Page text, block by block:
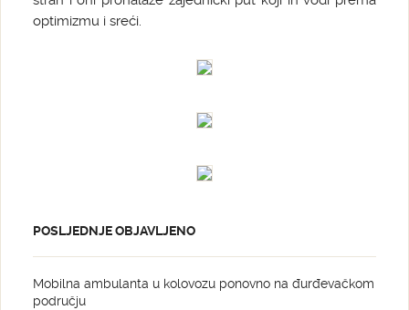
optimizmu i sreći.
POSLJEDNJE OBJAVLJENO
Mobilna ambulanta u kolovozu ponovno na đurđevačkom
području